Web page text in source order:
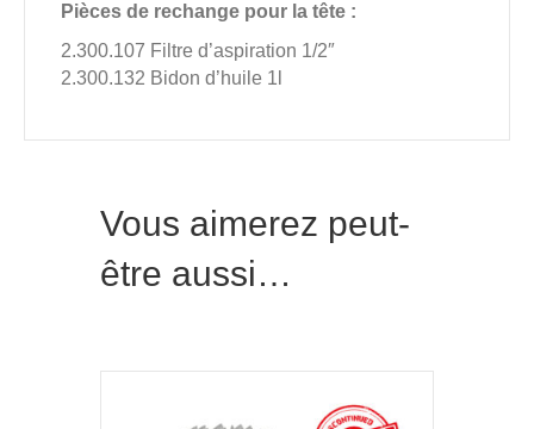
Pièces de rechange pour la tête :
2.300.107 Filtre d’aspiration 1/2″
2.300.132 Bidon d’huile 1l
Vous aimerez peut-
être aussi…